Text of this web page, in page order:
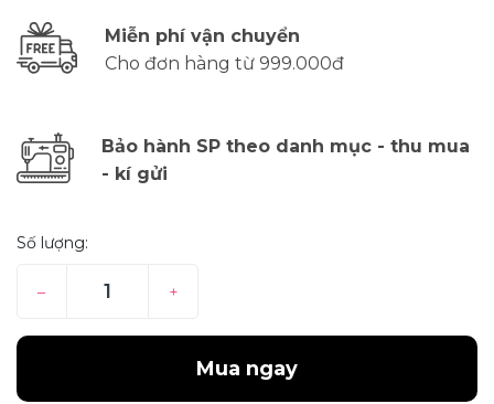
Miễn phí vận chuyển
Cho đơn hàng từ 999.000đ
Bảo hành SP theo danh mục - thu mua
- kí gửi
Số lượng:
– +
Mua ngay